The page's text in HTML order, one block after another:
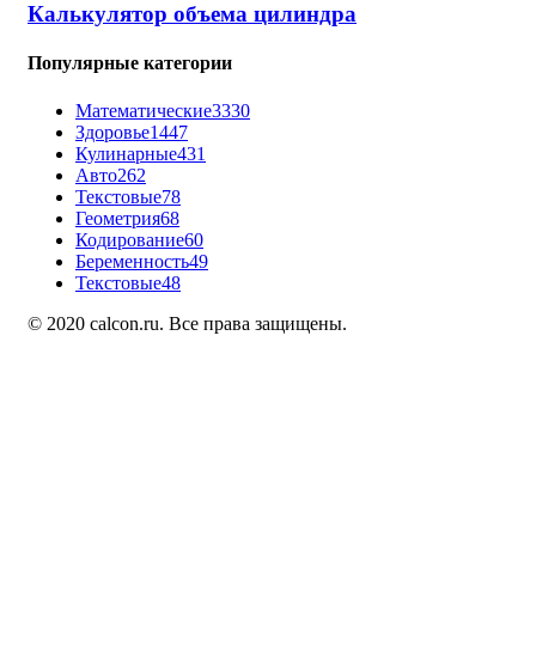
Калькулятор объема цилиндра
Популярные категории
Математические3330
Здоровье1447
Кулинарные431
Авто262
Текстовые78
Геометрия68
Кодирование60
Беременность49
Текстовые48
© 2020 calcon.ru. Все права защищены.